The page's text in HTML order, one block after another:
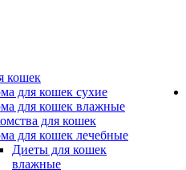
кошек
для кошек сухие
для кошек влажные
для кошек
для кошек лечебные
Диеты для кошек
влажные